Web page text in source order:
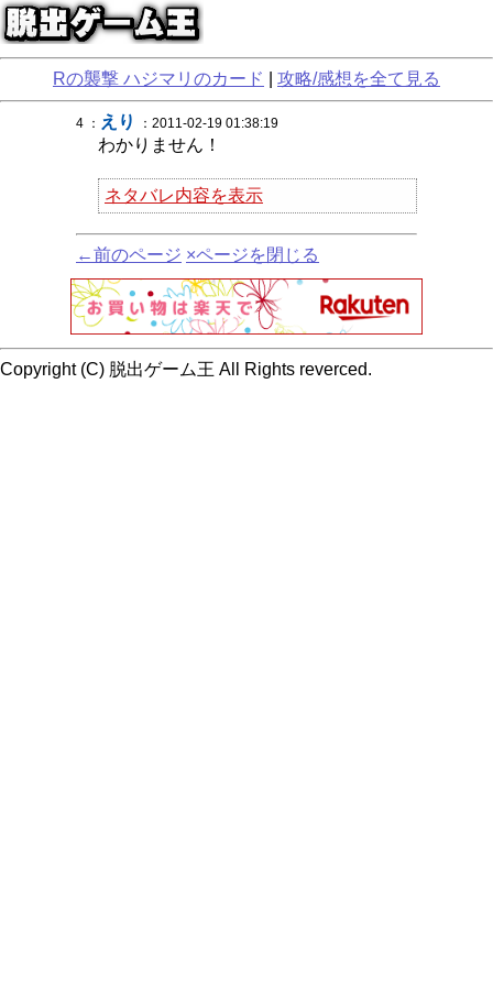
Rの襲撃 ハジマリのカード 攻略/感想を全て見る
4 ： えり ：2011-02-19 01:38:19
わかりません！
ネタバレ内容を表示
←前のページ ×ページを閉じる
Copyright (C) 脱出ゲーム王 All Rights reverced.